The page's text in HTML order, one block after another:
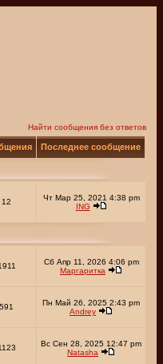
Найти сообщения без ответов
Последнее сообщение
12
Чт Мар 25, 2021 4:38 pm
ING
Сб Апр 11, 2026 4:06 pm
Маргаритка
591
Пн Май 26, 2025 2:43 pm
Andrey
Вс Сен 28, 2025 12:47 pm
Natasha